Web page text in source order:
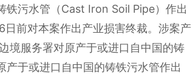
铁污水管（Cast Iron Soil Pipe）作出
前对本案作出产业损害终裁。涉案产
境服务署对原产于或进口自中国的铸
于或进口自中国的铸铁污水管作出